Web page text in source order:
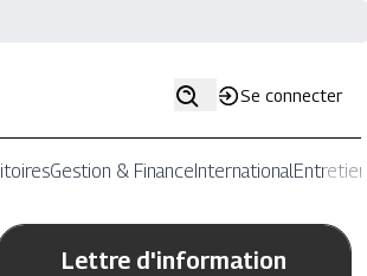
Se connecter
Gestion & FinanceInternationalEntretiens
Lettre d'information